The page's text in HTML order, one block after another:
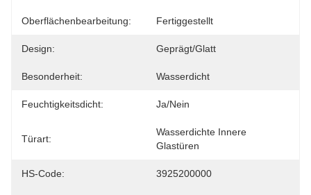
Oberflächenbearbeitung: Fertiggestellt
Design: Geprägt/glatt
Besonderheit: Wasserdicht
Feuchtigkeitsdicht: Ja/Nein
Türart:
Wasserdichte Innere
Glastüren
HS-Code: 3925200000